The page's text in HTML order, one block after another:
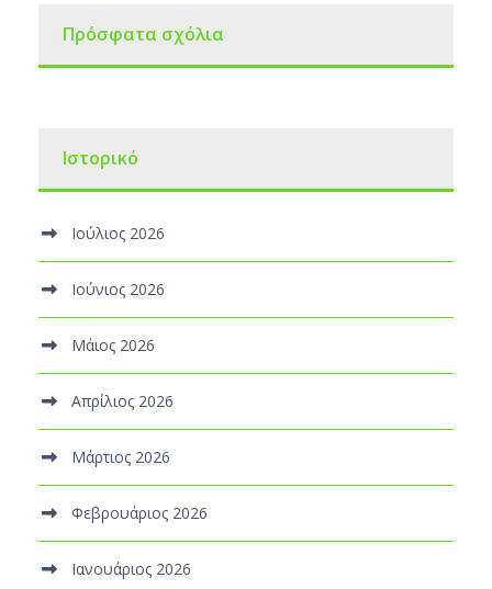
Πρόσφατα σχόλια
Ιστορικό
Ιούλιος 2026
Ιούνιος 2026
Μάιος 2026
Απρίλιος 2026
Μάρτιος 2026
Φεβρουάριος 2026
Ιανουάριος 2026